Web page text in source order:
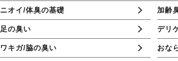
ニオイ/体臭の基礎 加齢
足の臭い デリ
ワキガ/脇の臭い おな